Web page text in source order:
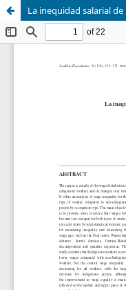
La inequidad salarial